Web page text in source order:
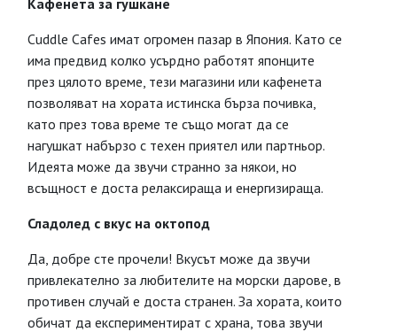
Кафенета за гушкане
Cuddle Cafes имат огромен пазар в Япония. Като се
има предвид колко усърдно работят японците
през цялото време, тези магазини или кафенета
позволяват на хората истинска бърза почивка,
като през това време те също могат да се
нагушкат набързо с техен приятел или партньор.
Идеята може да звучи странно за някои, но
всъщност е доста релаксираща и енергизираща.
Сладолед с вкус на октопод
Да, добре сте прочели! Вкусът може да звучи
привлекателно за любителите на морски дарове, в
противен случай е доста странен. За хората, които
обичат да експериментират с храна, това звучи